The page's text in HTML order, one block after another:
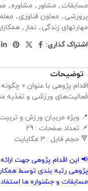
مسابقات , مشاور , مشاوره ,
پرورشی , معاون فناوری ,
مهارتهای زندگی , نماز ,
اشتراک گذاری:
توضیحات
اقدام پژوهی با عنوان «
فعالیت‌های ورزشی و تغذیه
📍 ویژه مربیان ورزش و
📌 تعداد صفحات : 29
🔻 حجم فایل : 3 مگابایت
📢 این اقدام پژوهی جهت
پژوهی رتبه بندی توسط
مسابقات و جشنواره ها